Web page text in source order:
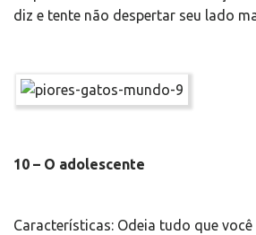
diz e tente não despertar seu lado
10 – O adolescente
Características: Odeia tudo que você